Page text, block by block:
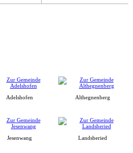
Adelshofen Althegnenberg
Jesenwang Landsberied